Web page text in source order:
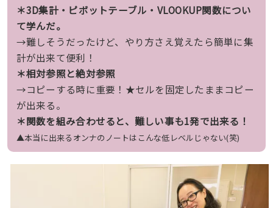
＊3D集計・ピボットテーブル・VLOOKUP関数につい
て学んだ。
→難しそうだったけど、やり方さえ覚えたら簡単に集
計が出来て便利！
＊相対参照と絶対参照
→コピーする時に重要！★セルを固定したままコピー
が出来る。
＊関数を組み合わせると、難しい事も1発で出来る！
▲本当に出来るオンナのノートはこんな低レベルじゃない(笑)